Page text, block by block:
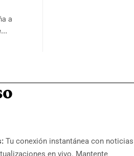
a
Tu conexión instantánea con noticias
en vivo. Mantente